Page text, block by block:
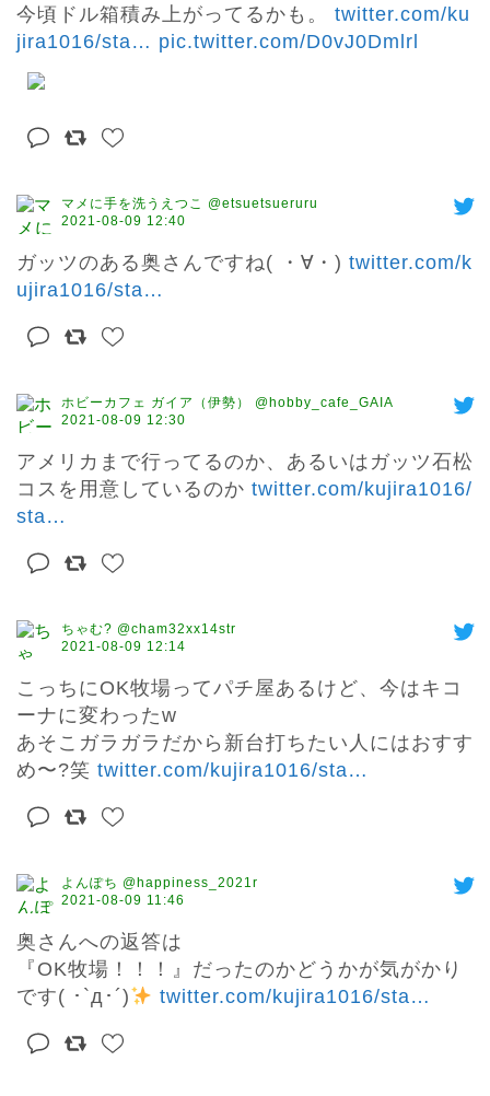
今頃ドル箱積み上がってるかも。 twitter.com/ku
jira1016/sta… pic.twitter.com/D0vJ0Dmlrl
マメに手を洗うえつこ @etsuetsueruru
2021-08-09 12:40
ガッツのある奥さんですね( ・∀・) twitter.com/k
ujira1016/sta…
ホビーカフェ ガイア（伊勢） @hobby_cafe_GAIA
2021-08-09 12:30
アメリカまで行ってるのか、あるいはガッツ石松
コスを用意しているのか twitter.com/kujira1016/
sta…
ちゃむ? @cham32xx14str
2021-08-09 12:14
こっちにOK牧場ってパチ屋あるけど、今はキコ
ーナに変わったw
あそこガラガラだから新台打ちたい人にはおすす
め〜?笑 twitter.com/kujira1016/sta…
よんぽち @happiness_2021r
2021-08-09 11:46
奥さんへの返答は
『OK牧場！！！』だったのかどうかが気がかり
です( ･`д･´)
twitter.com/kujira1016/sta…